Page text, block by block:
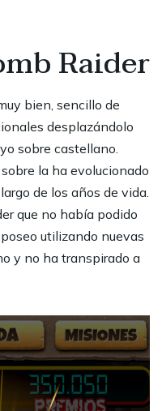
Raider
bien, sencillo de
desplazándolo
sobre castellano.
la ha evolucionado
de los años de vida.
que no había podido
utilizando nuevas
y no ha transpirado a